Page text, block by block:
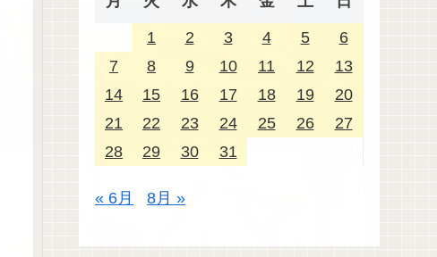
1 2 3 4 5
6
7
8 9 10 11 12
13
14
15 16 17 18 19
20
21
22 23 24 25 26
27
28
29 30 31
« 6月 8月 »